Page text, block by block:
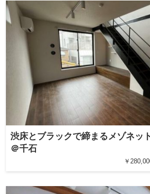
渋床とブラックで締まるメゾネッ
＠千石
￥